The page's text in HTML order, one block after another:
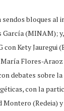
sendos bloques al
García (MINAM);
con Kety Jauregui
Flores-Araoz
debates sobre la
con la
Montero (Redeia)